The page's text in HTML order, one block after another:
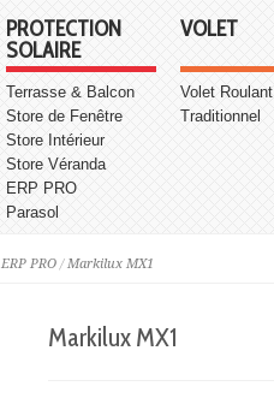
PROTECTION
SOLAIRE
Terrasse & Balcon
Store de Fenêtre
Store Intérieur
Store Véranda
ERP PRO
Parasol
VOLET
Volet Roulant
Traditionnel
ERP PRO /Markilux MX1
Markilux MX1